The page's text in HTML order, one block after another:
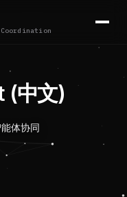
(中文)
体协同